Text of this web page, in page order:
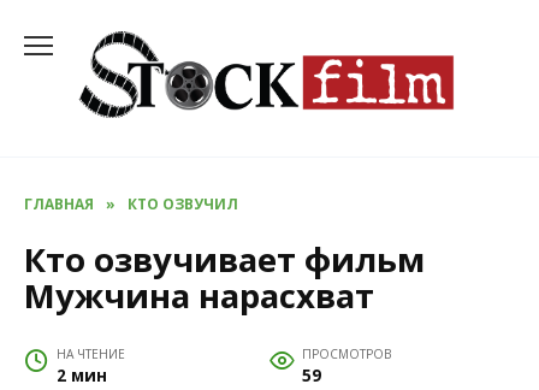
содержанию
ГЛАВНАЯ » КТО ОЗВУЧИЛ
Кто озвучивает фильм
Мужчина нарасхват
НА ЧТЕНИЕ
2 мин
ПРОСМОТРОВ
59